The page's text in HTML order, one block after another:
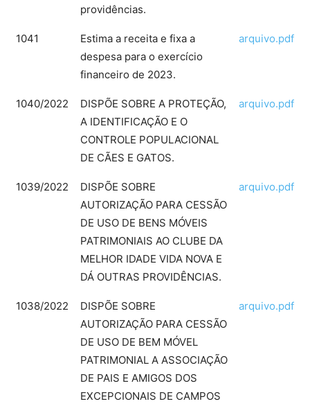
providências.
1041
Estima a receita e fixa a
despesa para o exercício
financeiro de 2023.
arquivo.pdf
1040/2022
DISPÕE SOBRE A PROTEÇÃO,
A IDENTIFICAÇÃO E O
CONTROLE POPULACIONAL
DE CÃES E GATOS.
arquivo.pdf
1039/2022
DISPÕE SOBRE
AUTORIZAÇÃO PARA CESSÃO
DE USO DE BENS MÓVEIS
PATRIMONIAIS AO CLUBE DA
MELHOR IDADE VIDA NOVA E
DÁ OUTRAS PROVIDÊNCIAS.
arquivo.pdf
1038/2022
DISPÕE SOBRE
AUTORIZAÇÃO PARA CESSÃO
DE USO DE BEM MÓVEL
PATRIMONIAL A ASSOCIAÇÃO
DE PAIS E AMIGOS DOS
EXCEPCIONAIS DE CAMPOS
arquivo.pdf